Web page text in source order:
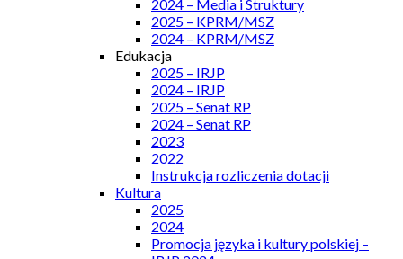
2024 – Media i Struktury
2025 – KPRM/MSZ
2024 – KPRM/MSZ
Edukacja
2025 – IRJP
2024 – IRJP
2025 – Senat RP
2024 – Senat RP
2023
2022
Instrukcja rozliczenia dotacji
Kultura
2025
2024
Promocja języka i kultury polskiej –